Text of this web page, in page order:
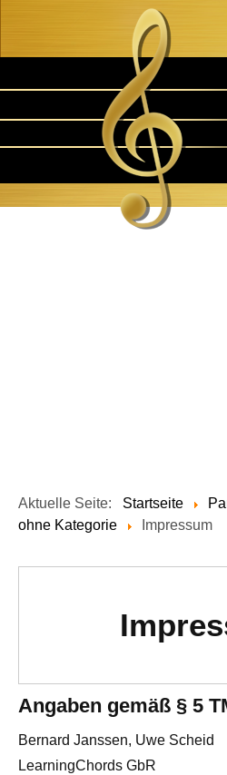
Aktuelle Seite: Startseite
ohne Kategorie
Impressum
Angaben gemäß § 5
Bernard Janssen, Uwe Scheid
LearningChords GbR